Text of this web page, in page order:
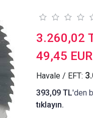
3.260,02
49,45
Havale / EFT:
393,09 TL'den
tıklayın.